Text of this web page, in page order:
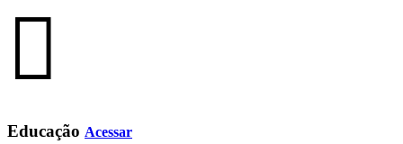
Educação Acessar